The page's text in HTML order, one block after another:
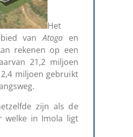
Het
vanAtogoen
rekenen op een
21,2 miljoen
miljoen gebruikt
zijn als de
welke in Imola ligt